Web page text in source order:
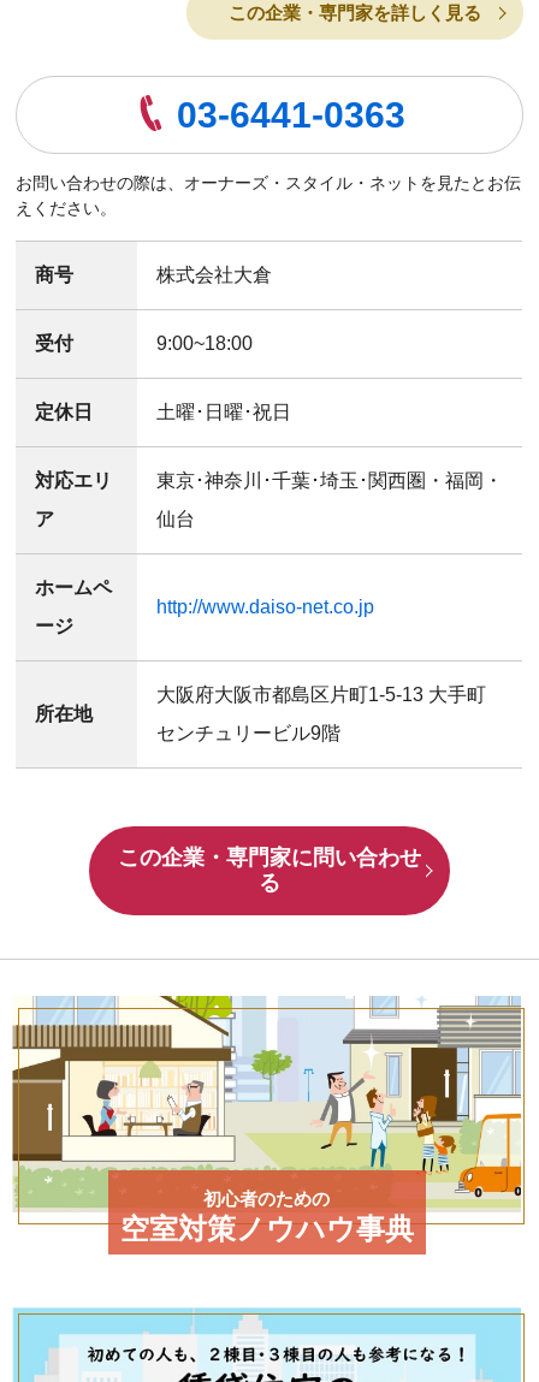
この企業・専門家を詳しく見る
03-6441-0363
お問い合わせの際は、オーナーズ・スタイル・ネットを見たとお伝
えください。
商号 株式会社大倉
受付 9:00~18:00
定休日 土曜･日曜･祝日
対応エリ
ア
東京･神奈川･千葉･埼玉･関西圏・福岡・
仙台
ホームペ
ージ
http://www.daiso-net.co.jp
所在地
大阪府大阪市都島区片町1-5-13 大手町
センチュリービル9階
この企業・専門家に問い合わせ
る
初心者のための
空室対策ノウハウ事典